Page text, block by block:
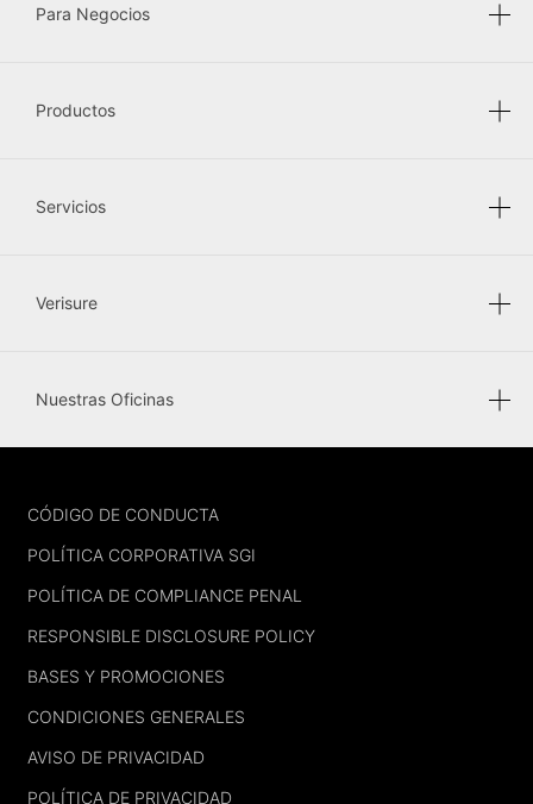
Para Negocios
Productos
Servicios
Verisure
Nuestras Oficinas
FOOTER
CÓDIGO DE CONDUCTA
POLÍTICA CORPORATIVA SGI
POLÍTICA DE COMPLIANCE PENAL
RESPONSIBLE DISCLOSURE POLICY
BASES Y PROMOCIONES
CONDICIONES GENERALES
AVISO DE PRIVACIDAD
POLÍTICA DE PRIVACIDAD